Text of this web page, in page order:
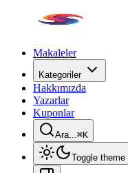
Makaleler
Kategoriler
Hakkımızda
Yazarlar
Kuponlar
Ara...⌘K
Toggle theme